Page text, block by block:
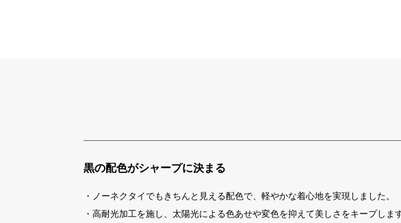
黒の配色がシャープに決まる
・ノーネクタイでもきちんと見える配色で、軽やかな着心地を実現しました。
・高耐光加工を施し、太陽光による色あせや変色を抑えて美しさをキープします